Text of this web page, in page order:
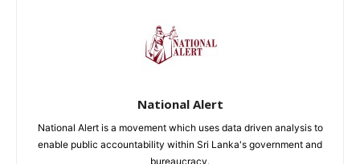
National Alert
National Alert is a movement which uses data driven analysis to
enable public accountability within Sri Lanka's government and
bureaucracy.